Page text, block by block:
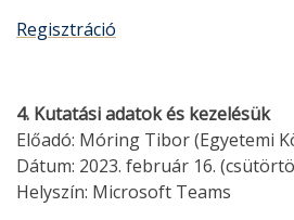
Regisztráció
4. Kutatási adatok és kezelésük
Előadó: Móring Tibor (Egyetemi
Dátum: 2023. február 16.
Helyszín: Microsoft Teams